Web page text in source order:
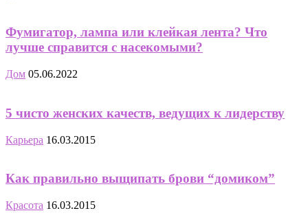
Фумигатор, лампа или клейкая лента? Что
лучше справится с насекомыми?
Дом 05.06.2022
5 чисто женских качеств, ведущих к лидерству
Карьера 16.03.2015
Как правильно выщипать брови “домиком”
Красота 16.03.2015